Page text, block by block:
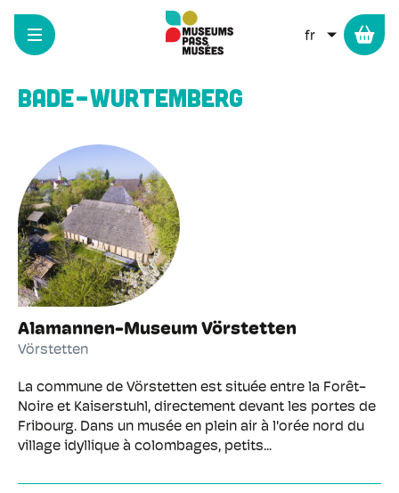
Aller
contenu
LISTER
Histoire et patrimoine du
Bade-Wurtemberg
Alamannen-Museum Vörstetten
Vörstetten
La commune de Vörstetten est située entre la Forêt-
Noire et Kaiserstuhl, directement devant les portes de
Fribourg. Dans un musée en plein air à l'orée nord du
village idyllique à colombages, petits...
Panneau de gestion des cookies